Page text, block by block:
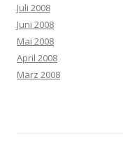
Juli 2008
Juni 2008
Mai 2008
April 2008
März 2008